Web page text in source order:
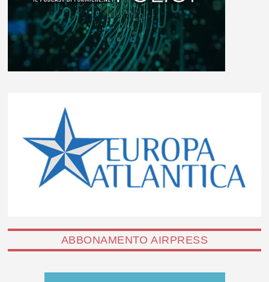
ABBONAMENTO AIRPRESS